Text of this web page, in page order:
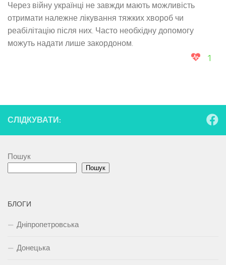
Через війну українці не завжди мають можливість
отримати належне лікування тяжких хвороб чи
реабілітацію після них. Часто необхідну допомогу
можуть надати лише закордоном.
1
СЛІДКУВАТИ:
Пошук
Пошук
БЛОГИ
Дніпропетровська
Донецька